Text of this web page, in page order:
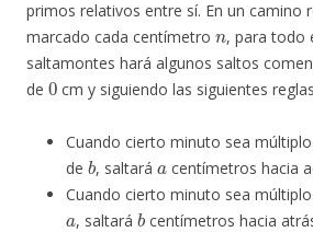
primos relativos entre sí. En un camino
marcado cada centímetro
n
, para todo
saltamontes hará algunos saltos
de
0
cm y siguiendo las siguientes
Cuando cierto minuto sea
de
b
, saltará
a
centímetros hacia
Cuando cierto minuto sea
a
, saltará
b
centímetros hacia